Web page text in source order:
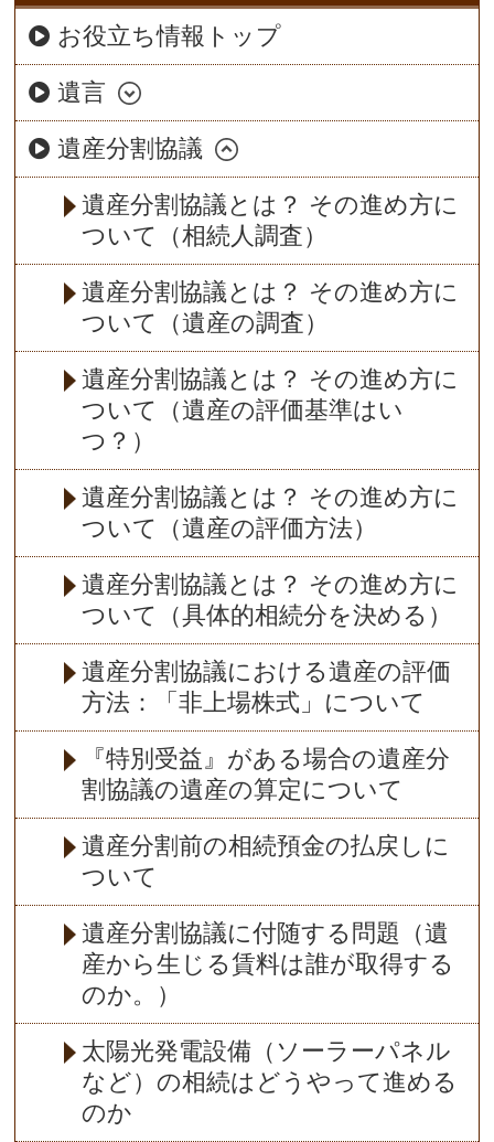
お役立ち情報トップ
遺言
遺産分割協議
遺産分割協議とは？ その進め方に
ついて（相続人調査）
遺産分割協議とは？ その進め方に
ついて（遺産の調査）
遺産分割協議とは？ その進め方に
ついて（遺産の評価基準はい
つ？）
遺産分割協議とは？ その進め方に
ついて（遺産の評価方法）
遺産分割協議とは？ その進め方に
ついて（具体的相続分を決める）
遺産分割協議における遺産の評価
方法：「非上場株式」について
『特別受益』がある場合の遺産分
割協議の遺産の算定について
遺産分割前の相続預金の払戻しに
ついて
遺産分割協議に付随する問題（遺
産から生じる賃料は誰が取得する
のか。）
太陽光発電設備（ソーラーパネル
など）の相続はどうやって進める
のか